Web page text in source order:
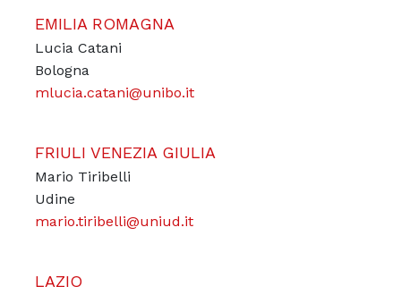
EMILIA ROMAGNA
Lucia Catani
Bologna
mlucia.catani@unibo.it
FRIULI VENEZIA GIULIA
Mario Tiribelli
Udine
mario.tiribelli@uniud.it
LAZIO